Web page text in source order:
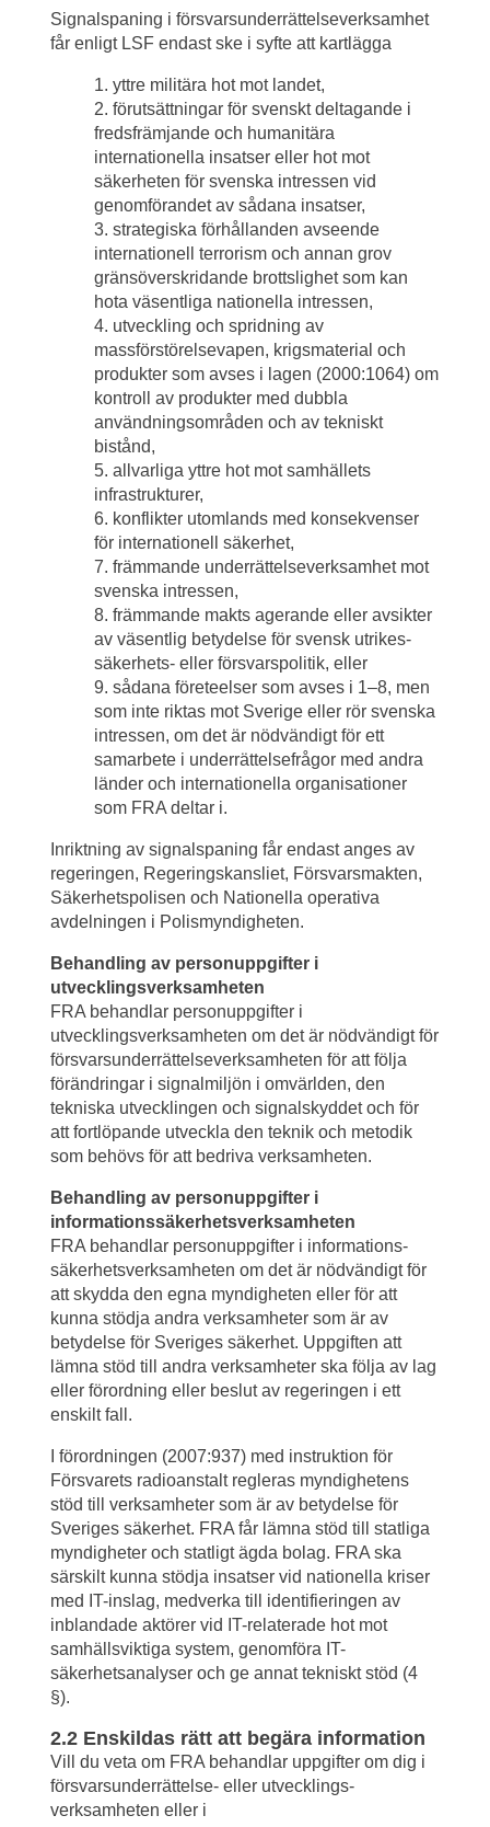
Signalspaning i försvars­underrättelse­verksamhet
får enligt LSF endast ske i syfte att kartlägga
1. yttre militära hot mot landet,
2. förutsättningar för svenskt deltagande i
fredsfrämjande och humanitära
internationella insatser eller hot mot
säkerheten för svenska intressen vid
genomförandet av sådana insatser,
3. strategiska förhållanden avseende
internationell terrorism och annan grov
gränsöverskridande brottslighet som kan
hota väsentliga nationella intressen,
4. utveckling och spridning av
massförstörelsevapen, krigsmaterial och
produkter som avses i lagen (2000:1064) om
kontroll av produkter med dubbla
användningsområden och av tekniskt
bistånd,
5. allvarliga yttre hot mot samhällets
infrastrukturer,
6. konflikter utomlands med konsekvenser
för internationell säkerhet,
7. främmande underrättelseverksamhet mot
svenska intressen,
8. främmande makts agerande eller avsikter
av väsentlig betydelse för svensk utrikes-
säkerhets- eller försvarspolitik, eller
9. sådana företeelser som avses i 1–8, men
som inte riktas mot Sverige eller rör svenska
intressen, om det är nödvändigt för ett
samarbete i underrättelsefrågor med andra
länder och internationella organisationer
som FRA deltar i.
Inriktning av signalspaning får endast anges av
regeringen, Regeringskansliet, Försvarsmakten,
Säkerhetspolisen och Nationella operativa
avdelningen i Polismyndigheten.
Behandling av personuppgifter i
utvecklingsverksamheten
FRA behandlar personuppgifter i
utvecklingsverksamheten om det är nödvändigt för
försvarsunderrättelseverksamheten för att följa
förändringar i signalmiljön i omvärlden, den
tekniska utvecklingen och signalskyddet och för
att fortlöpande utveckla den teknik och metodik
som behövs för att bedriva verksamheten.
Behandling av personuppgifter i
informationssäkerhets­verksamheten
FRA behandlar personuppgifter i informations­
säkerhets­verksamheten om det är nödvändigt för
att skydda den egna myndigheten eller för att
kunna stödja andra verksamheter som är av
betydelse för Sveriges säkerhet. Uppgiften att
lämna stöd till andra verksamheter ska följa av lag
eller förordning eller beslut av regeringen i ett
enskilt fall.
I förordningen (2007:937) med instruktion för
Försvarets radioanstalt regleras myndighetens
stöd till verksamheter som är av betydelse för
Sveriges säkerhet. FRA får lämna stöd till statliga
myndigheter och statligt ägda bolag. FRA ska
särskilt kunna stödja insatser vid nationella kriser
med IT-inslag, medverka till identifieringen av
inblandade aktörer vid IT-relaterade hot mot
samhällsviktiga system, genomföra IT-
säkerhetsanalyser och ge annat tekniskt stöd (4
§).
2.2 Enskildas rätt att begära information
Vill du veta om FRA behandlar uppgifter om dig i
försvarsunderrättelse- eller utvecklings­
verksamheten eller i